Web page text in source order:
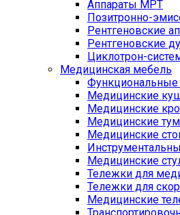
Аппараты МРТ
Позитронно-
Рентгеновские
Рентгеновские
Циклотрон-
Медицинская мебель
Функциональные
Медицинские
Медицинские
Медицинские
Медицинские
Медицинские
Тележки для
Тележки для
Медицинские